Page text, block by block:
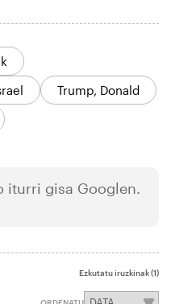
Trump, Donald
iturri gisa Googlen.
Ezkutatu iruzkinak(1)